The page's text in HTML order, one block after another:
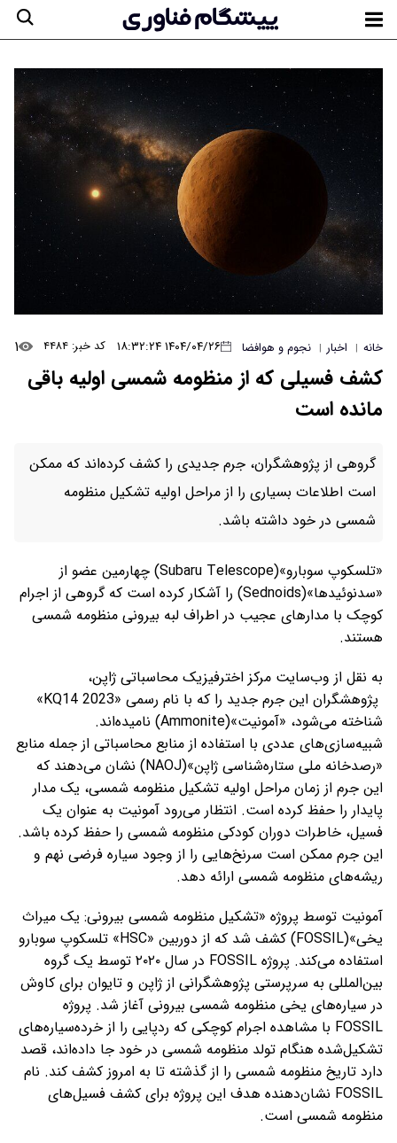
خانه | اخبار | نجوم و هوافضا ۱۴۰۴/۰۴/۲۶ ۱۸:۳۲:۲۴ کد خبر: ۴۴۸۴ ۱
کشف فسیلی که از منظومه شمسی اولیه باقی
مانده است
گروهی از پژوهشگران، جرم جدیدی را کشف کرده‌اند که ممکن
است اطلاعات بسیاری را از مراحل اولیه تشکیل منظومه
شمسی در خود داشته باشد.
«تلسکوپ سوبارو»(Subaru Telescope) چهارمین عضو از
«سدنوئیدها»(Sednoids) را آشکار کرده است که گروهی از اجرام
کوچک با مدارهای عجیب در اطراف لبه بیرونی منظومه شمسی
هستند.
به نقل از وب‌سایت مرکز اخترفیزیک محاسباتی ژاپن،
پژوهشگران این جرم جدید را که با نام رسمی «2023 KQ14»
شناخته می‌شود، «آمونیت»(Ammonite) نامیده‌اند.
شبیه‌سازی‌های عددی با استفاده از منابع محاسباتی از جمله منابع
«رصدخانه ملی ستاره‌شناسی ژاپن»(NAOJ) نشان می‌دهند که
این جرم از زمان مراحل اولیه تشکیل منظومه شمسی، یک مدار
پایدار را حفظ کرده است. انتظار می‌رود آمونیت به عنوان یک
فسیل، خاطرات دوران کودکی منظومه شمسی را حفظ کرده باشد.
این جرم ممکن است سرنخ‌هایی را از وجود سیاره فرضی نهم و
ریشه‌های منظومه شمسی ارائه دهد.
آمونیت توسط پروژه «تشکیل منظومه شمسی بیرونی: یک میراث
یخی»(FOSSIL) کشف شد که از دوربین «HSC» تلسکوپ سوبارو
استفاده می‌کند. پروژه FOSSIL در سال ۲۰۲۰ توسط یک گروه
بین‌المللی به سرپرستی پژوهشگرانی از ژاپن و تایوان برای کاوش
در سیاره‌های یخی منظومه شمسی بیرونی آغاز شد. پروژه
FOSSIL با مشاهده اجرام کوچکی که ردپایی را از خرده‌سیاره‌های
تشکیل‌شده هنگام تولد منظومه شمسی در خود جا داده‌اند، قصد
دارد تاریخ منظومه شمسی را از گذشته تا به امروز کشف کند. نام
FOSSIL نشان‌دهنده هدف این پروژه برای کشف فسیل‌های
منظومه شمسی است.